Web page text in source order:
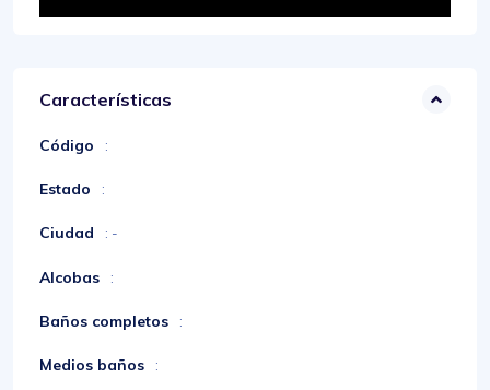
Características
Código :
Estado :
Ciudad : -
Alcobas :
Baños completos :
Medios baños :